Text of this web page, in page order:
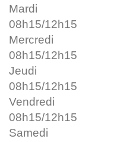
Mardi
08h15/12h15
Mercredi
08h15/12h15
Jeudi
08h15/12h15
Vendredi
08h15/12h15
Samedi